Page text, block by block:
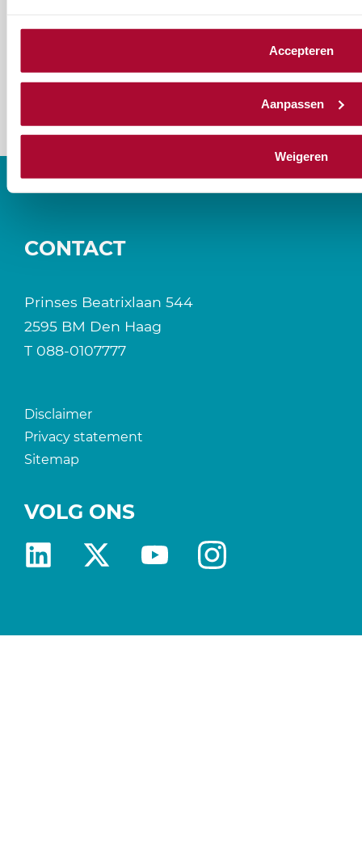
Accepteren
Aanpassen
Weigeren
CONTACT
Prinses Beatrixlaan 544
2595 BM Den Haag
T 088-0107777
Disclaimer
Privacy statement
Sitemap
VOLG ONS